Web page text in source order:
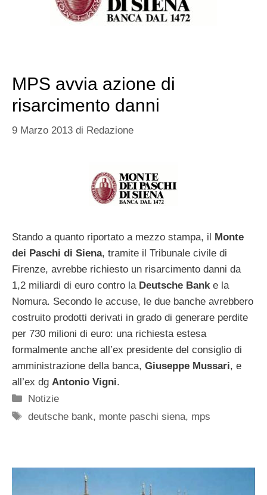
MPS avvia azione di
risarcimento danni
9 Marzo 2013 di Redazione
Stando a quanto riportato a mezzo stampa, il Monte
dei Paschi di Siena, tramite il Tribunale civile di
Firenze, avrebbe richiesto un risarcimento danni da
1,2 miliardi di euro contro la Deutsche Bank e la
Nomura. Secondo le accuse, le due banche avrebbero
costruito prodotti derivati in grado di generare perdite
per 730 milioni di euro: una richiesta estesa
formalmente anche all’ex presidente del consiglio di
amministrazione della banca, Giuseppe Mussari, e
all’ex dg Antonio Vigni.
Categorie
Notizie
Tag
deutsche bank, monte paschi siena, mps